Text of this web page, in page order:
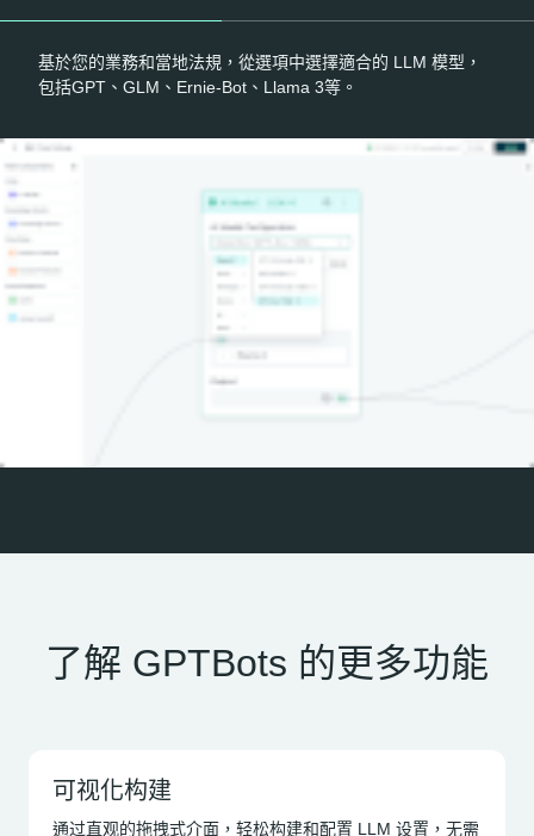
基於您的業務和當地法規，從選項中選擇適合的 LLM 模型，
包括GPT、GLM、Ernie-Bot、Llama 3等。
了解 GPTBots 的更多功能
可视化构建
通过直观的拖拽式介面，轻松构建和配置 LLM 设置，无需